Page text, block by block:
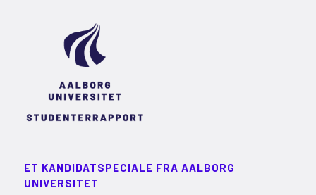
ET KANDIDATSPECIALE FRA AALBORG
UNIVERSITET